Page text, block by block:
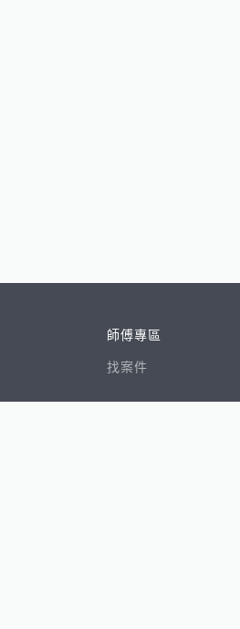
師傅專區
找案件